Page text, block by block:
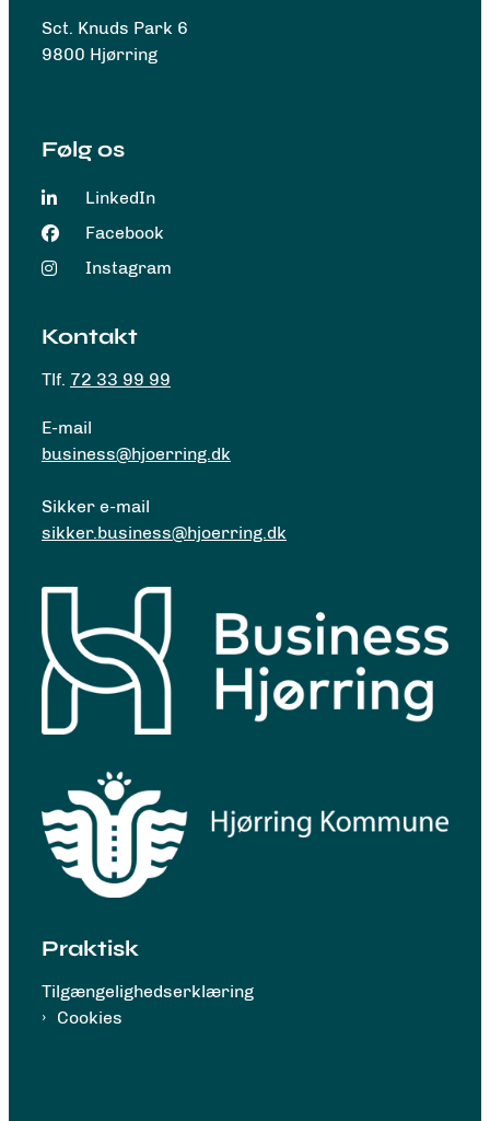
Sct. Knuds Park 6
9800 Hjørring
Følg os
LinkedIn
Facebook
Instagram
Kontakt
Tlf. 72 33 99 99
E-mail
business@hjoerring.dk
Sikker e-mail
sikker.business@hjoerring.dk
Praktisk
Tilgængelighedserklæring
Cookies